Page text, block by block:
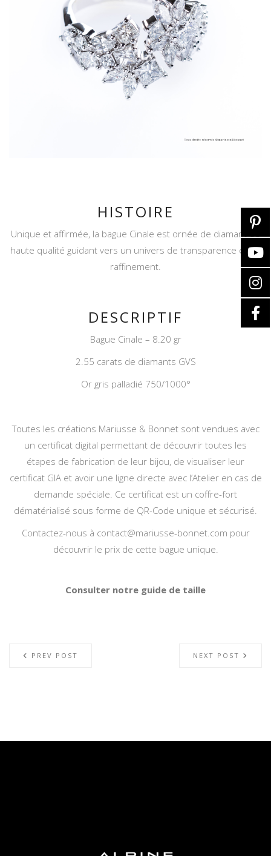
HISTOIRE
Unique et affirmée, la bague Cinale est ornée de diamant de
haute qualité guidant vers un univers de transparence et de
raffinement.
DESCRIPTIF
Bague Cinale – 8.20 gr
2.55 carats de diamants GVS
Or gris palladié 750/1000°
Toutes les créations Mariusse & Bonnet sont vendues avec
un certificat digital permettant de découvrir toutes les
étapes de fabrication de leur bijou, de visualiser leur
certificat GIA et avoir une ligne directe avec l’Atelier en cas de
demande spéciale. Ce certificat est un coffre-fort
dématérialisé sous forme de QR-Code unique et sécurisé.
Contactez-nous à contact@mariusse-bonnet.com pour
découvrir le prix de cette bague unique.
Consulter notre guide de taille
PREV POST NEXT POST